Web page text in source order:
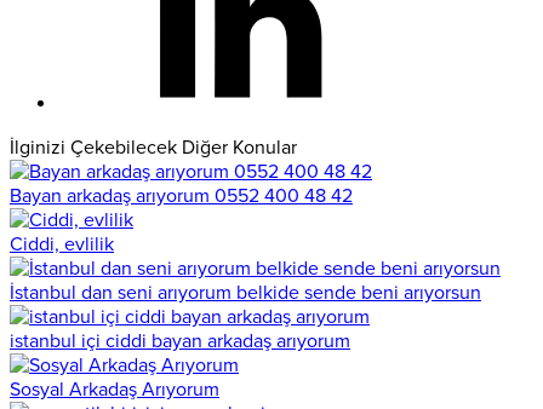
İlginizi Çekebilecek Diğer Konular
Bayan arkadaş arıyorum 0552 400 48 42
Ciddi, evlilik
İstanbul dan seni arıyorum belkide sende beni arıyorsun
istanbul içi ciddi bayan arkadaş arıyorum
Sosyal Arkadaş Arıyorum